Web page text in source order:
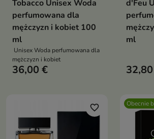
Tobacco Unisex Woda
perfumowana dla
mężczyzn i kobiet 100
ml
Unisex Woda perfumowana dla
mężczyzn i kobiet
36,00 €
d'Feu
ml
favorite_border Obecnie